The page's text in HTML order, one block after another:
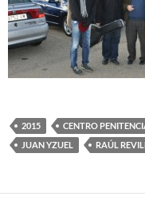
2015 CENTRO
JUAN YZUEL
RAÚL